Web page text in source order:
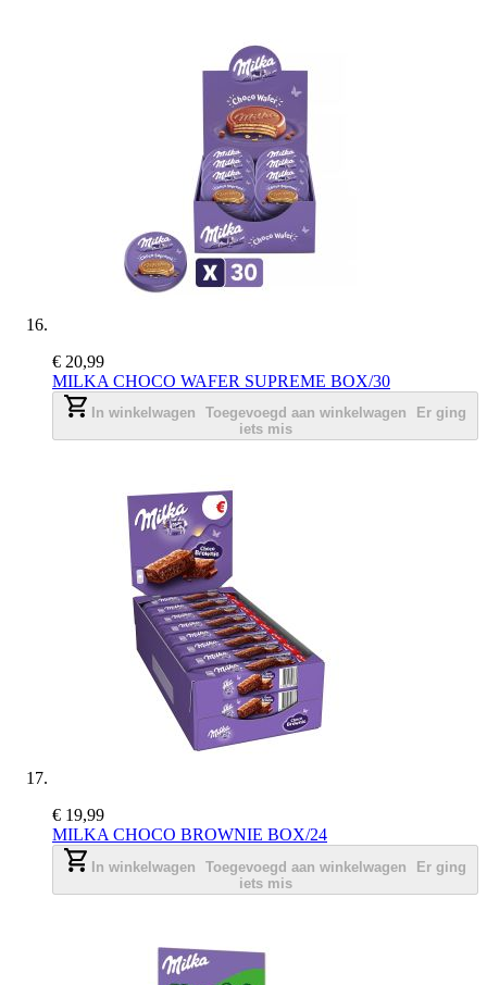
€ 20,99
MILKA CHOCO WAFER SUPREME BOX/30
In winkelwagen Toegevoegd aan winkelwagen
Er ging
iets mis
€ 19,99
MILKA CHOCO BROWNIE BOX/24
In winkelwagen Toegevoegd aan winkelwagen
Er ging
iets mis